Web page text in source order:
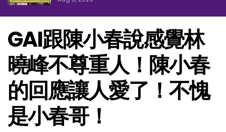
GAI跟陳小春說感覺林
曉峰不尊重人！陳小春
的回應讓人愛了！不愧
是小春哥！